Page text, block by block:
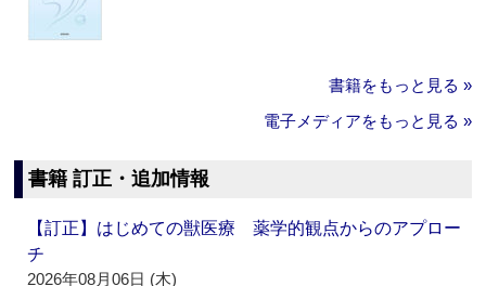
書籍をもっと見る »
電子メディアをもっと見る »
書籍 訂正・追加情報
【訂正】はじめての獣医療 薬学的観点からのアプロー
チ
2026年08月06日 (木)